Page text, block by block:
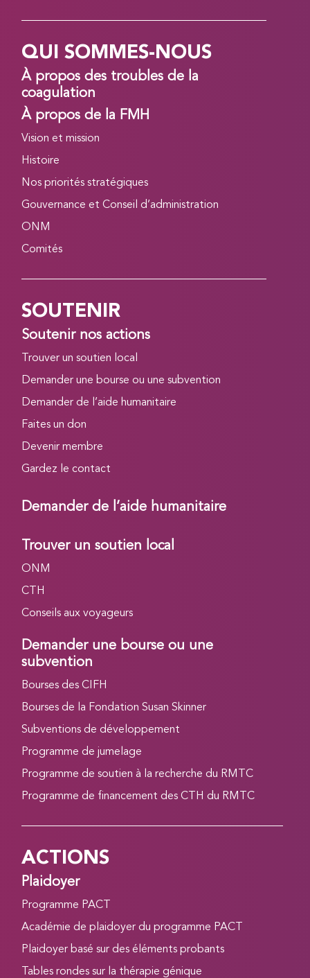
QUI SOMMES-NOUS
À propos des troubles de la
coagulation
À propos de la FMH
Vision et mission
Histoire
Nos priorités stratégiques
Gouvernance et Conseil d’administration
ONM
Comités
SOUTENIR
Soutenir nos actions
Trouver un soutien local
Demander une bourse ou une subvention
Demander de l’aide humanitaire
Faites un don
Devenir membre
Gardez le contact
Demander de l’aide humanitaire
Trouver un soutien local
ONM
CTH
Conseils aux voyageurs
Demander une bourse ou une
subvention
Bourses des CIFH
Bourses de la Fondation Susan Skinner
Subventions de développement
Programme de jumelage
Programme de soutien à la recherche du RMTC
Programme de financement des CTH du RMTC
ACTIONS
Plaidoyer
Programme PACT
Académie de plaidoyer du programme PACT
Plaidoyer basé sur des éléments probants
Tables rondes sur la thérapie génique